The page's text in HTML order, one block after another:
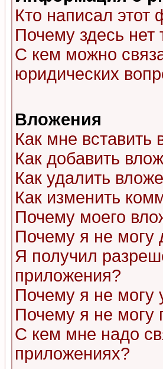
Кто написал этот
Почему здесь нет
С кем можно
юридических
Вложения
Как мне вставить
Как добавить
Как удалить
Как изменить
Почему моего
Почему я не могу
Я получил
приложения?
Почему я не могу
Почему я не могу
С кем мне надо
приложениях?